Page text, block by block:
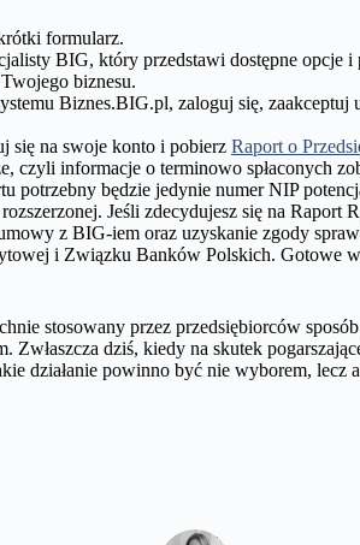
formularz.
BIG, który przedstawi dostępne opcje
biznesu.
Biznes.BIG.pl, zaloguj się, zaakceptuj
się na swoje konto i pobierz Raport o
czyli informacje o terminowo spłaconych
potrzebny będzie jedynie numer NIP
Jeśli zdecydujesz się na Raport
z BIG-iem oraz uzyskanie zgody
i Związku Banków Polskich. Gotowe
stosowany przez przedsiębiorców
Zwłaszcza dziś, kiedy na skutek
działanie powinno być nie wyborem, lecz